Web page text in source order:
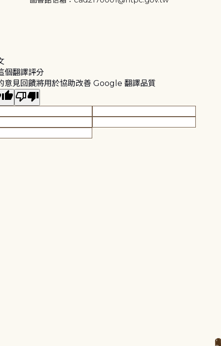
個翻譯評分
意見回饋將用於協助改善 Google 翻譯品質